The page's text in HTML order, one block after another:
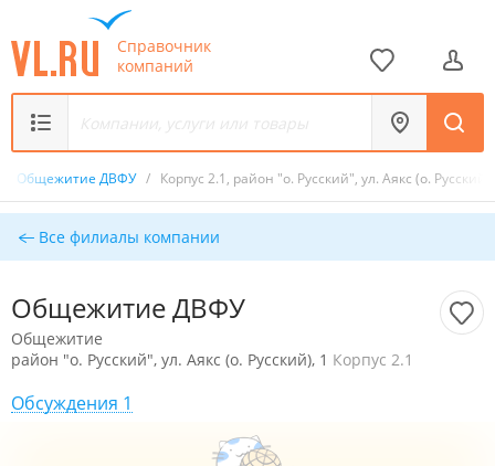
Справочник
компаний
Общежитие ДВФУ / Корпус 2.1, район "о. Русский", ул. Аякс (о.
Все филиалы компании
Общежитие ДВФУ
Общежитие
район "о. Русский", ул. Аякс (о. Русский), 1 Корпус 2.1
Обсуждения 1